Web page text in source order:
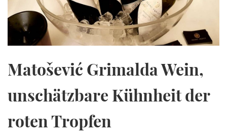
Matošević Grimalda Wein,
unschätzbare Kühnheit der
roten Tropfen